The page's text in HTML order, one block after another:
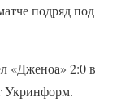
подряд под
«Дженоа» 2:0 в
Укринформ.